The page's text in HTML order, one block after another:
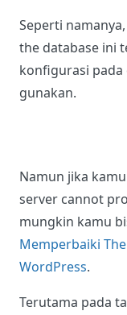
Seperti
the database ini
konfigurasi pada
gunakan.
Namun jika
server cannot
mungkin kamu
Memperbaiki
WordPress.
Terutama pada